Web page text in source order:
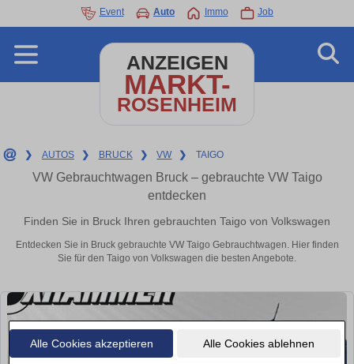
Alle Cookies akzeptieren Alle Cookies ablehnen
Event Auto Immo Job
ANZEIGEN
MARKT-
ROSENHEIM
❯ AUTOS ❯ BRUCK ❯ VW ❯ TAIGO
VW Gebrauchtwagen Bruck – gebrauchte VW Taigo
entdecken
Finden Sie in Bruck Ihren gebrauchten Taigo von Volkswagen
Entdecken Sie in Bruck gebrauchte VW Taigo Gebrauchtwagen. Hier finden
Sie für den Taigo von Volkswagen die besten Angebote.